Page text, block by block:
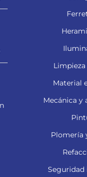
Material
Mecánica
Plomería